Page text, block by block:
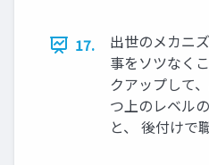
17.
出世のメカニ
事をソツなく
クアップして
つ上のレベル
と、 後付けで